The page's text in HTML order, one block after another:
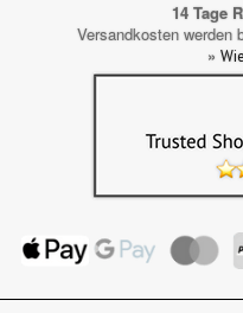
14 Tage
Versandkosten werden
»